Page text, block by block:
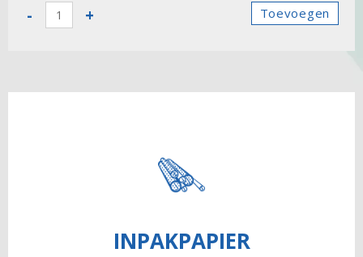
-
85005300
+ Toevoegen
INPAKPAPIER